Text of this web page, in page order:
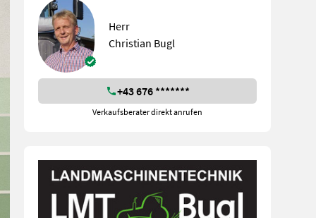
Herr
Christian Bugl
+43 676 *******
Verkaufsberater direkt anrufen